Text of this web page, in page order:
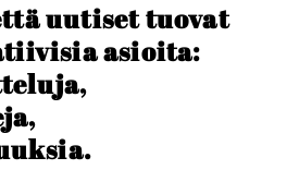
uutiset tuovat
asioita: